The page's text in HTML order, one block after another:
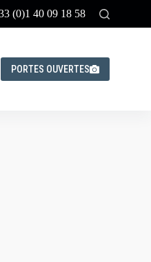
(0)1 40 09 18 58
PORTES OUVERTES